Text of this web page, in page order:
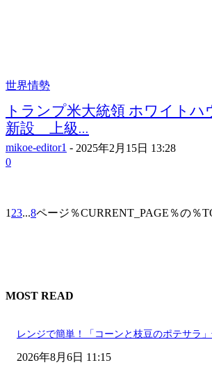
世界情勢
トランプ米大統領 ホワイトハ
新設 上級...
mikoe-editor1 - 2025年2月15日 13:28
0
1 23...8ページ％CURRENT_PAGE％の％
MOST READ
レンジで簡単！「コーンと枝豆のポテサラ
2026年8月6日 11:15